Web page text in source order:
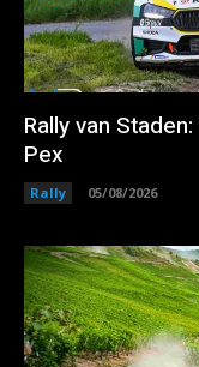
Rally van
Pex
Rally 05/08/2026